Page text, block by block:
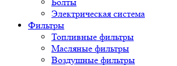
Электрическая система
Фильтры
Топливные фильтры
Масляные фильтры
Воздушные фильтры